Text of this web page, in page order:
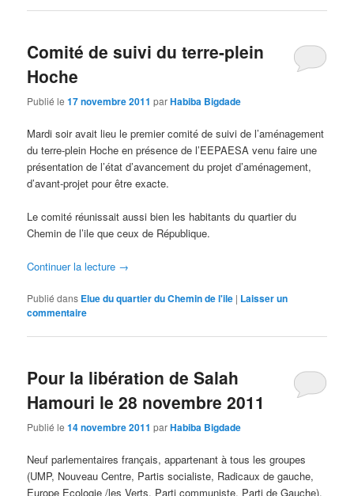
Comité de suivi du terre-plein
Hoche
Publié le17 novembre 2011 parHabiba Bigdade
Mardi soir avait lieu le premier comité de suivi de l’aménagement
du terre-plein Hoche en présence de l’EEPAESA venu faire une
présentation de l’état d’avancement du projet d’aménagement,
d’avant-projet pour être exacte.
Le comité réunissait aussi bien les habitants du quartier du
Chemin de l’ile que ceux de République.
Continuer la lecture →
Publié dans Elue du quartier du Chemin de l'ile | Laisser un
commentaire
Pour la libération de Salah
Hamouri le 28 novembre 2011
Publié le14 novembre 2011 parHabiba Bigdade
Neuf parlementaires français, appartenant à tous les groupes
(UMP, Nouveau Centre, Partis socialiste, Radicaux de gauche,
Europe Ecologie /les Verts, Parti communiste, Parti de Gauche),